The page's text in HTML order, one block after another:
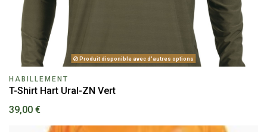
Produit disponible avec d'autres options
HABILLEMENT
T-Shirt Hart Ural-ZN Vert
39,00 €